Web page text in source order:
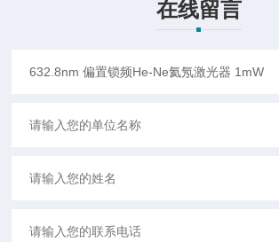
在线留言